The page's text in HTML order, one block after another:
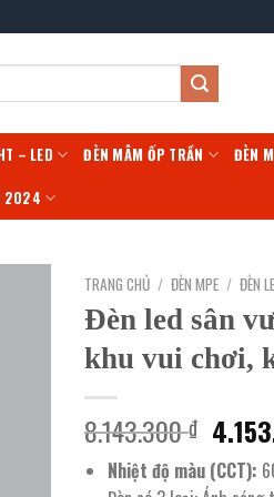
– LED ĐÈN MÂM ỐP TRẦN ĐÈN
2024
TRANG CHỦ / ĐÈN MPE / ĐÈN
Đèn led sân
khu vui chơi,
8.143.300₫ Giá
gốc
là:
Nhiệt độ màu (CCT):